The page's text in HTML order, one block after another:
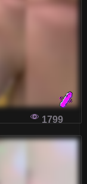
nastrój
wiedząc,
i
CZACIE
1799